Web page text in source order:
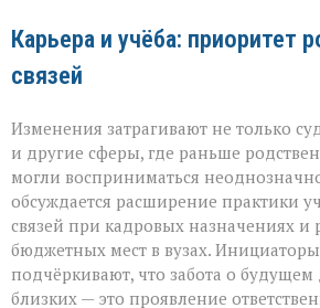
Карьера и учёба: приоритет
связей
Изменения затрагивают не только
и другие сферы, где раньше
могли восприниматься
обсуждается расширение практики
связей при кадровых назначениях и
бюджетных мест в вузах.
подчёркивают, что забота о будущем
близких — это проявление